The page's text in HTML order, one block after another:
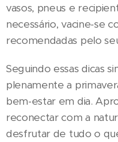
vasos, pneus e
necessário, vacine-se
recomendadas pelo
Seguindo essas dicas
plenamente a
bem-estar em dia.
reconectar com a
desfrutar de tudo o